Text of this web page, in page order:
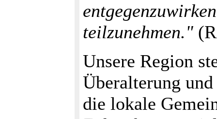
teilzunehmen."
Unsere Region
Überalterung
die lokale